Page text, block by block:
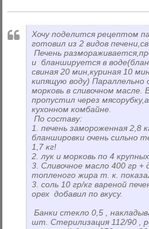
Хочу поделится
готовил из 2 видов
Печень
и бланшируется в
свиная 20 мин,куриная 10
кипящую воду) Параллельно
морковь в сливочном масле.
пропустил через
кухонном комбайне.
По составу:
1. печень замороженная 2,8
бланшировки очень сильно
1,7 кг!
2. лук и морковь по 4
3. Сливочное масло 400 гр +
топленого жира т. к.
3. соль 10 гр/кг вареной
орех добавил по вкусу.
Банки стекло 0,5 ,
шт. Стерилизация 112/90 ,